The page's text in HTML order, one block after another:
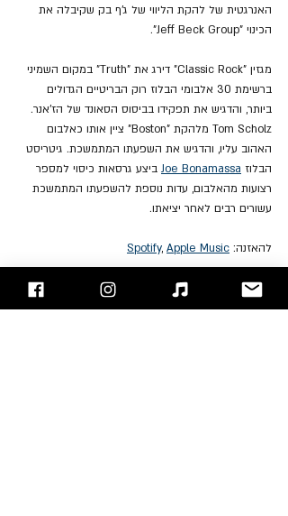
האנרגטית של להקת הליווי של ג'ף בק שקיבלה את
הכינוי "Jeff Beck Group".
מגזין "Classic Rock" דירג את "Truth" במקום השמיני
ברשימת 30 אלבומי הבלוז רוק הבריטיים הגדולים
ביותר, והדגיש את תפקידו בביסוס הסאונד של הז'אנר.
Tom Scholz מלהקת "Boston" ציין אותו כאלבום
האהוב עליו, והדגיש את השפעתו המתמשכת. גיטריסט
הבלוז Joe Bonamassa ביצע גרסאות כיסוי למספר
רצועות מהאלבום, עדות נוספת להשפעתו המתמשכת
עשורים רבים לאחר יציאתו.
להאזנה: Spotify, Apple Music
"עימות חזיתי" - בלוג הרוק של ישראל
אתם מוזמנים לעקוב אחרינו בפייסבוק / אינסטגרם ו/או